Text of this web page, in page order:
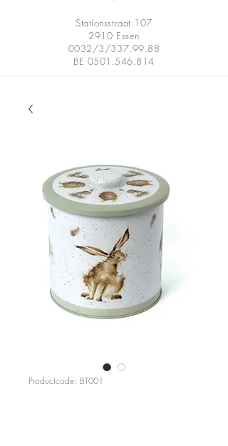
Stationsstraat 107
2910 Essen
0032/3/337.99.88
BE 0501.546.814
Productcode: BT001